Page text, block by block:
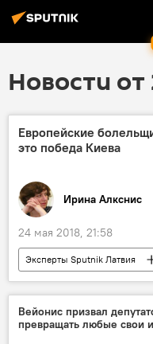
Новости от
Европейские
это победа Киева
Ирина Алкснис
24 мая 2018, 21:58
Эксперты Sputnik Латвия
Украина
Россия
чемпионат мира по футболу
финал Лиги чемпионов
Вейонис призвал
превращать любые свои